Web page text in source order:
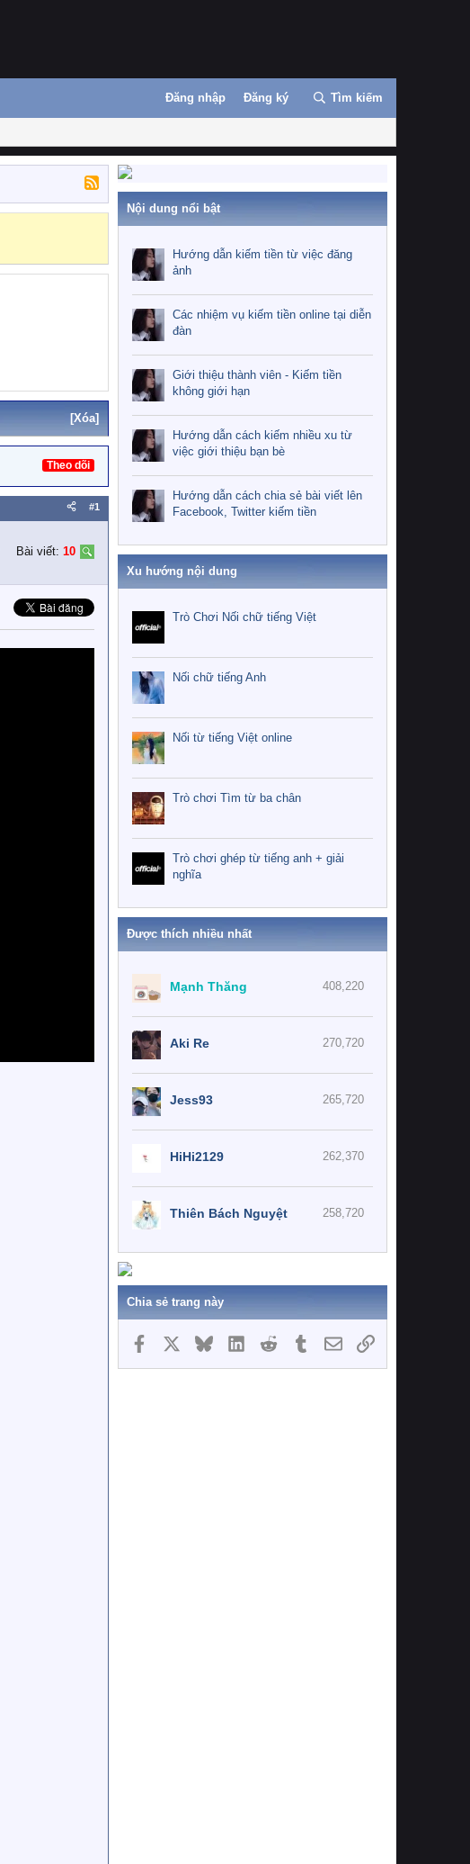
Đăng nhập Đăng ký Tìm kiếm
[Xóa]
Theo dõi
#1
Bài viết: 10
Nội dung nổi bật
Hướng dẫn kiếm tiền từ việc đăng
ảnh
Các nhiệm vụ kiếm tiền online tại diễn
đàn
Giới thiệu thành viên - Kiếm tiền
không giới hạn
Hướng dẫn cách kiếm nhiều xu từ
việc giới thiệu bạn bè
Hướng dẫn cách chia sẻ bài viết lên
Facebook, Twitter kiếm tiền
Xu hướng nội dung
Trò Chơi Nối chữ tiếng Việt
Nối chữ tiếng Anh
Nối từ tiếng Việt online
Trò chơi Tìm từ ba chân
Trò chơi ghép từ tiếng anh + giải
nghĩa
Được thích nhiều nhất
408,220
Mạnh Thăng
270,720
Aki Re
265,720
Jess93
262,370
HiHi2129
258,720
Thiên Bách Nguyệt
Chia sẻ trang này
Facebook BlueskyLinkedInReddit TumblrEmailLink